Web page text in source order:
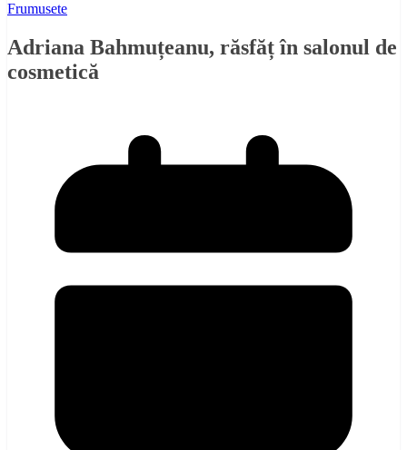
Frumusete
Adriana Bahmuțeanu, răsfăț în salonul de
cosmetică